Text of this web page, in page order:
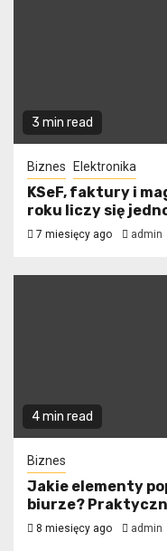
3 min read
Biznes Elektronika
KSeF, faktury i
roku liczy się
7 miesięcy ago admin
4 min read
Biznes
Jakie elementy
biurze?
8 miesięcy ago admin